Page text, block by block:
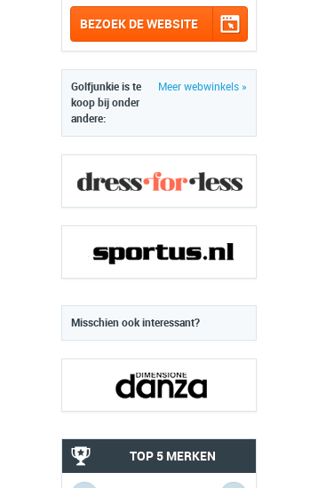
BEZOEK DE WEBSITE
Meer webwinkels »
Golfjunkie is te
koop bij onder
andere:
Misschien ook interessant?
TOP 5 MERKEN